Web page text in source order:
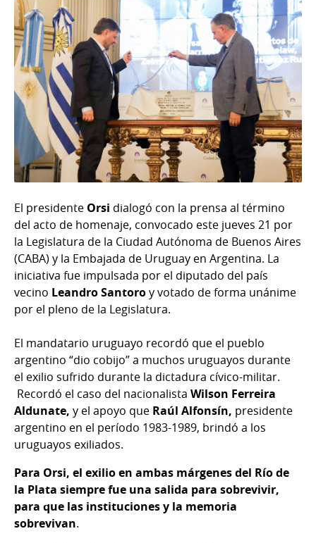
El presidente Orsi dialogó con la prensa al término
del acto de homenaje, convocado este jueves 21 por
la Legislatura de la Ciudad Autónoma de Buenos Aires
(CABA) y la Embajada de Uruguay en Argentina. La
iniciativa fue impulsada por el diputado del país
vecino Leandro Santoroy votado de forma unánime
por el pleno de la Legislatura.
El mandatario uruguayo recordó que el pueblo
argentino “dio cobijo” a muchos uruguayos durante
el exilio sufrido durante la dictadura cívico-militar.
Recordó el caso del nacionalista Wilson Ferreira
Aldunate, y el apoyo que Raúl Alfonsín, presidente
argentino en el período 1983-1989, brindó a los
uruguayos exiliados.
Para Orsi, el exilio en ambas márgenes del Río de
la Plata siempre fue una salida para sobrevivir,
para que las instituciones y la memoria
sobrevivan.